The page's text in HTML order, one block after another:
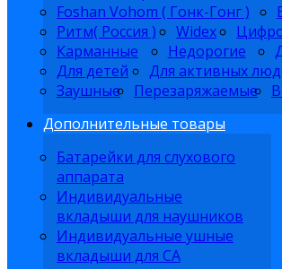
Foshan Vohom ( Гонк-Гонг )
Ритм( Россия )
Widex
Карманные
Недорогие
Для детей
Для активных
Заушные
Перезаряжаемые
Дополнительные товары
Батарейки для слухового
аппарата
Индивидуальные
вкладыши для наушников
Индивидуальные ушные
вкладыши для СА